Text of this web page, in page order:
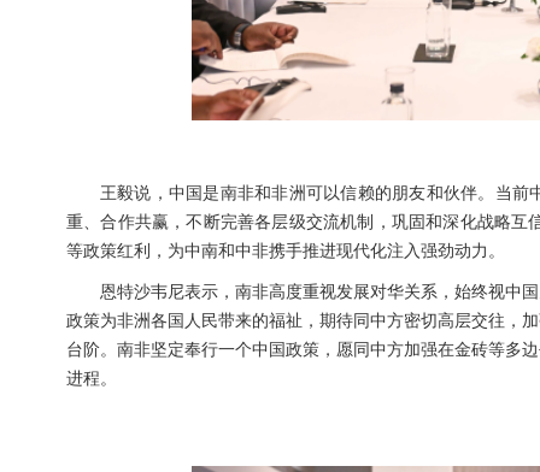
王毅说，中国是南非和非洲可以信赖的朋友和伙伴。当
重、合作共赢，不断完善各层级交流机制，巩固和深化战略
等政策红利，为中南和中非携手推进现代化注入强劲动力。
恩特沙韦尼表示，南非高度重视发展对华关系，始终视中
政策为非洲各国人民带来的福祉，期待同中方密切高层交往，
台阶。南非坚定奉行一个中国政策，愿同中方加强在金砖等多
进程。